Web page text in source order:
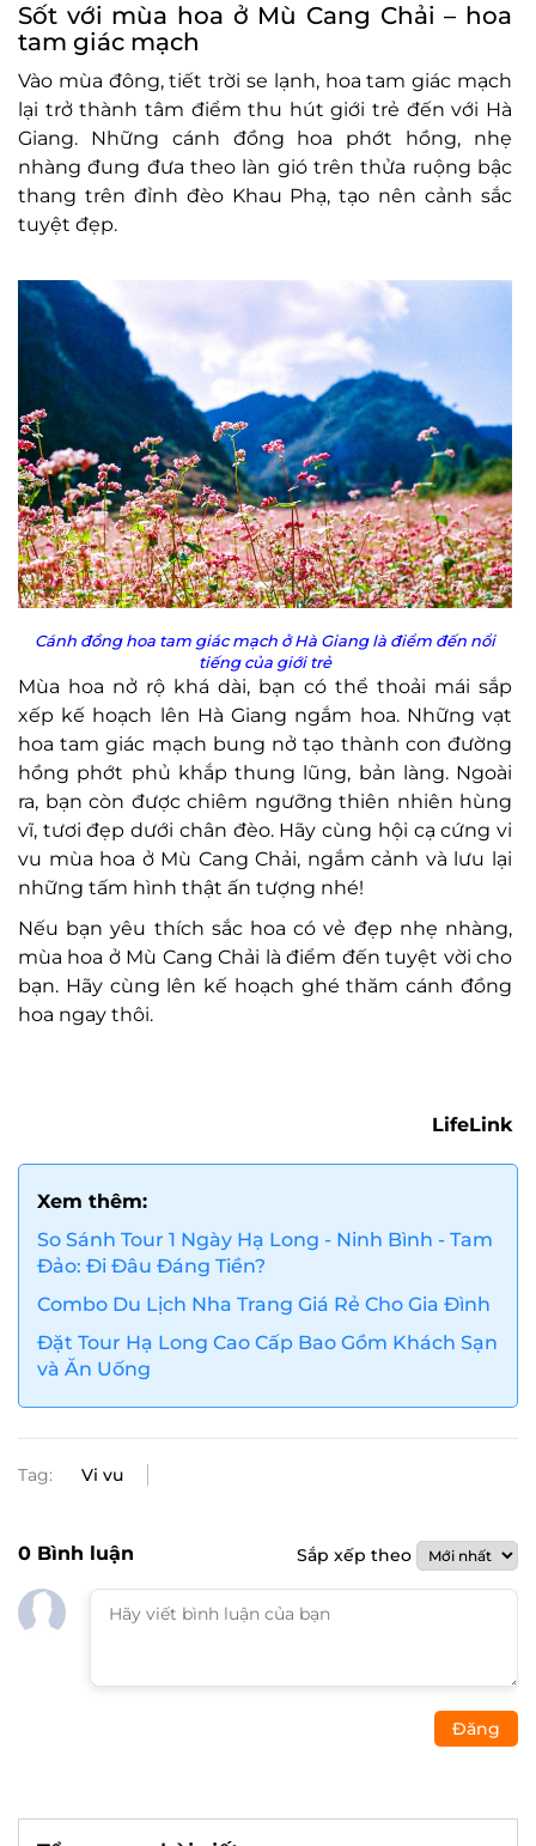
Sốt với mùa hoa ở Mù Cang Chải – hoa
tam giác mạch
Vào mùa đông, tiết trời se lạnh, hoa tam giác mạch
lại trở thành tâm điểm thu hút giới trẻ đến với Hà
Giang. Những cánh đồng hoa phớt hồng, nhẹ
nhàng đung đưa theo làn gió trên thửa ruộng bậc
thang trên đỉnh đèo Khau Phạ, tạo nên cảnh sắc
tuyệt đẹp.
Cánh đồng hoa tam giác mạch ở Hà Giang là điểm đến nổi
tiếng của giới trẻ
Mùa hoa nở rộ khá dài, bạn có thể thoải mái sắp
xếp kế hoạch lên Hà Giang ngắm hoa. Những vạt
hoa tam giác mạch bung nở tạo thành con đường
hồng phớt phủ khắp thung lũng, bản làng. Ngoài
ra, bạn còn được chiêm ngưỡng thiên nhiên hùng
vĩ, tươi đẹp dưới chân đèo. Hãy cùng hội cạ cứng vi
vu mùa hoa ở Mù Cang Chải, ngắm cảnh và lưu lại
những tấm hình thật ấn tượng nhé!
Nếu bạn yêu thích sắc hoa có vẻ đẹp nhẹ nhàng,
mùa hoa ở Mù Cang Chải là điểm đến tuyệt vời cho
bạn. Hãy cùng lên kế hoạch ghé thăm cánh đồng
hoa ngay thôi.
LifeLink
Xem thêm:
So Sánh Tour 1 Ngày Hạ Long - Ninh Bình - Tam
Đảo: Đi Đâu Đáng Tiền?
Combo Du Lịch Nha Trang Giá Rẻ Cho Gia Đình
Đặt Tour Hạ Long Cao Cấp Bao Gồm Khách Sạn
và Ăn Uống
Tag: Vi vu
0 Bình luận Sắp xếp theo
Đăng